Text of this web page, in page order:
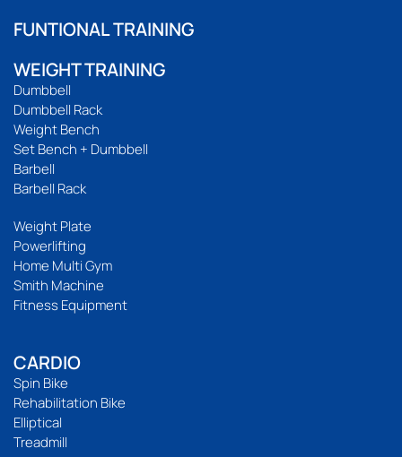
FUNTIONAL TRAINING
WEIGHT TRAINING
Dumbbell
Dumbbell Rack
Weight Bench
Set Bench + Dumbbell
Barbell
Barbell Rack
Weight Plate
Powerlifting
Home Multi Gym
Smith Machine
Fitness Equipment
CARDIO
Spin Bike
Rehabilitation Bike
Elliptical
Treadmill